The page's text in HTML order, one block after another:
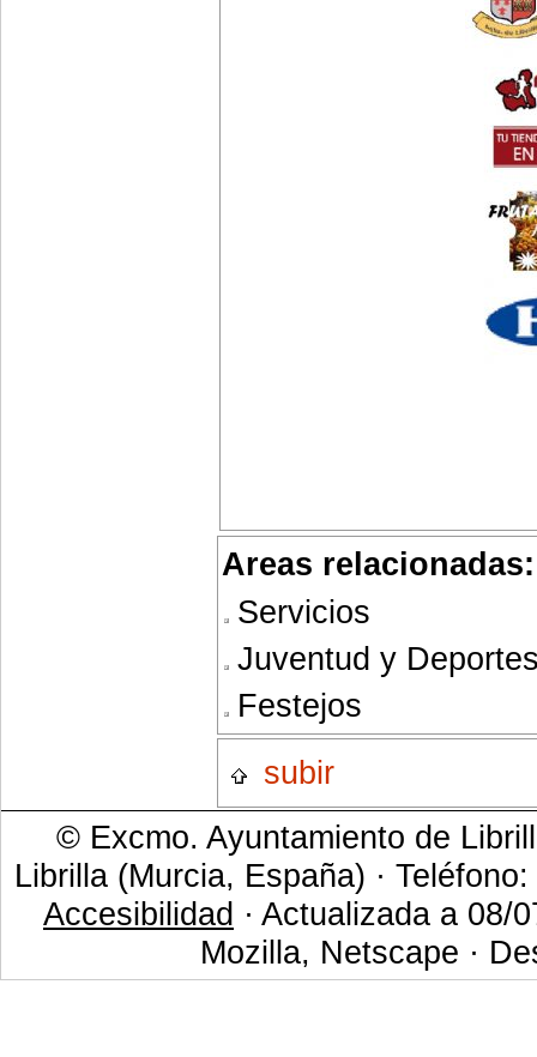
Areas relacionadas:
Servicios
Juventud y
Festejos
subir
© Excmo. Ayuntamiento de
Librilla (Murcia, España) ·
Accesibilidad · Actualizada a 08/
Mozilla, Netscape ·